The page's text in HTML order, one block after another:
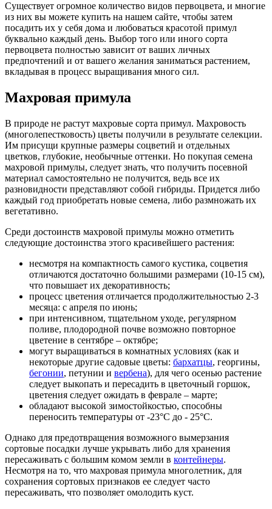
Существует огромное количество видов первоцвета, и многие
из них вы можете купить на нашем сайте, чтобы затем
посадить их у себя дома и любоваться красотой примул
буквально каждый день. Выбор того или иного сорта
первоцвета полностью зависит от ваших личных
предпочтений и от вашего желания заниматься растением,
вкладывая в процесс выращивания много сил.
Махровая примула
В природе не растут махровые сорта примул. Махровость
(многолепестковость) цветы получили в результате селекции.
Им присущи крупные размеры соцветий и отдельных
цветков, глубокие, необычные оттенки. Но покупая семена
махровой примулы, следует знать, что получить посевной
материал самостоятельно не получится, ведь все их
разновидности представляют собой гибриды. Придется либо
каждый год приобретать новые семена, либо размножать их
вегетативно.
Среди достоинств махровой примулы можно отметить
следующие достоинства этого красивейшего растения:
несмотря на компактность самого кустика, соцветия
отличаются достаточно большими размерами (10-15 см),
что повышает их декоративность;
процесс цветения отличается продолжительностью 2-3
месяца: с апреля по июнь;
при интенсивном, тщательном уходе, регулярном
поливе, плодородной почве возможно повторное
цветение в сентябре – октябре;
могут выращиваться в комнатных условиях (как и
некоторые другие садовые цветы: бархатцы, георгины,
бегонии, петунии и вербена), для чего осенью растение
следует выкопать и пересадить в цветочный горшок,
цветения следует ожидать в феврале – марте;
обладают высокой зимостойкостью, способны
переносить температуры от -23°С до - 25°С.
Однако для предотвращения возможного вымерзания
сортовые посадки лучше укрывать либо для хранения
пересаживать с большим комом земли в контейнеры.
Несмотря на то, что махровая примула многолетник, для
сохранения сортовых признаков ее следует часто
пересаживать, что позволяет омолодить куст.